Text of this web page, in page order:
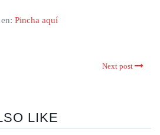
Pincha aquí
Next post
LIKE